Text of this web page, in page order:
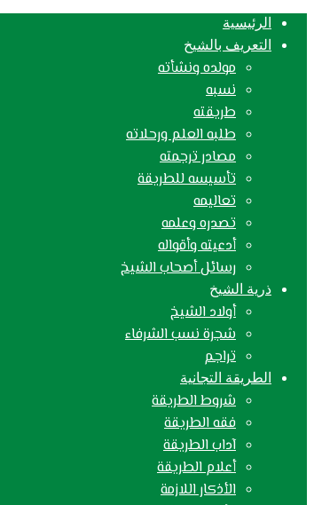
الرئيسية
التعريف بالشيخ
مولده ونشأته
نسبه
طريقته
طلبه العلم ورحلاته
مصادر ترجمته
تأسيسه للطريقة
تعاليمه
تصدره وعلمه
أدعيته وأقواله
رسائل أصحاب الشيخ
ذرية الشيخ
أولاد الشيخ
شجرة نسب الشرفاء
تراجم
الطريقة التجانية
شروط الطريقة
فقه الطريقة
آداب الطريقة
أعلام الطريقة
الأذكار اللازمة